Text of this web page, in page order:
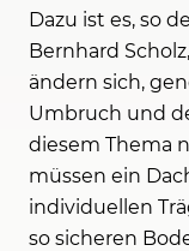
Dazu ist es, so
Bernhard
ändern sich,
Umbruch und
diesem Thema
müssen ein
individuellen
so sicheren